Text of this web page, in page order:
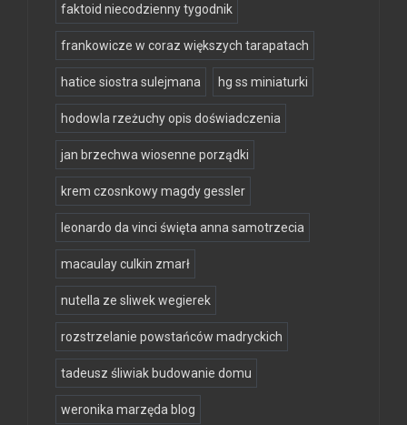
faktoid niecodzienny tygodnik
frankowicze w coraz większych tarapatach
hatice siostra sulejmana hg ss miniaturki
hodowla rzeżuchy opis doświadczenia
jan brzechwa wiosenne porządki
krem czosnkowy magdy gessler
leonardo da vinci święta anna samotrzecia
macaulay culkin zmarł
nutella ze sliwek wegierek
rozstrzelanie powstańców madryckich
tadeusz śliwiak budowanie domu
weronika marzęda blog